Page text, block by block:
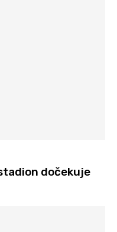
stadion dočekuje